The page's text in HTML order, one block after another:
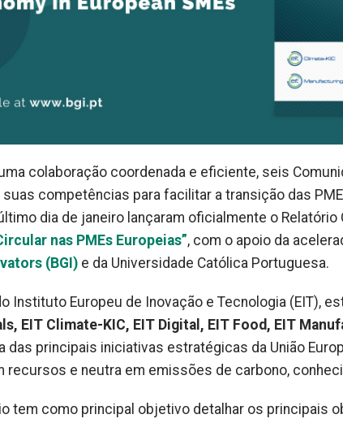
colaboração coordenada e eficiente, seis
suas competências para facilitar a transição das
dia de janeiro lançaram oficialmente o
nas PMEs Europeias”, com o apoio da
(BGI) e da Universidade Católica Portuguesa.
Instituto Europeu de Inovação e Tecnologia (EIT),
EIT Climate-KIC, EIT Digital, EIT Food, EIT
das principais iniciativas estratégicas da União
recursos e neutra em emissões de carbono,
tem como principal objetivo detalhar os principais